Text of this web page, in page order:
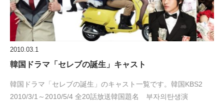
2010.03.1
韓国ドラマ「セレブの誕生」キャスト
韓国ドラマ「セレブの誕生」のキャスト一覧です。韓国KBS2
2010/3/1～2010/5/4 全20話放送韓国題名 부자의탄생演